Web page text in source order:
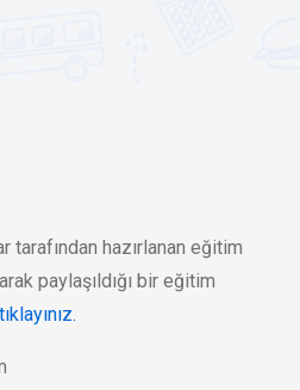
tarafından hazırlanan eğitim
paylaşıldığı bir eğitim